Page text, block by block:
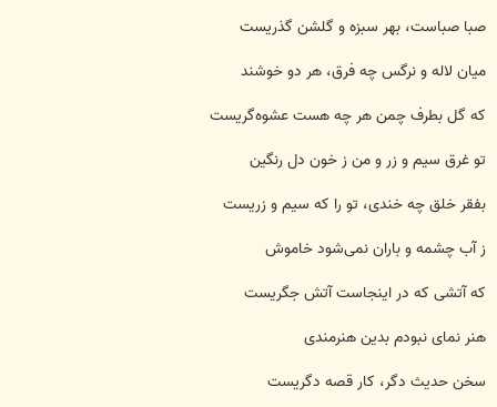
صبا صباست، بهر سبزه و گلشن گذریست
میان لاله و نرگس چه فرق، هر دو خوشند
که گل بطرف چمن هر چه هست عشوه‌گریست
تو غرق سیم و زر و من ز خون دل رنگین
بفقر خلق چه خندی، تو را که سیم و زریست
ز آب چشمه و باران نمی‌شود خاموش
که آتشی که در اینجاست آتش جگریست
هنر نمای نبودم بدین هنرمندی
سخن حدیث دگر، کار قصه دگریست